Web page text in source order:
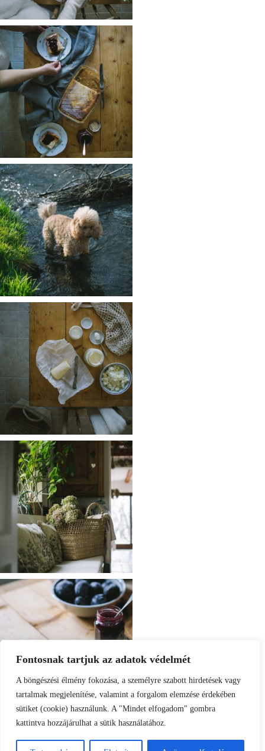
Fontosnak tartjuk az adatok védelmét
A böngészési élmény fokozása, a személyre szabott hirdetések vagy
tartalmak megjelenítése, valamint a forgalom elemzése érdekében
sütiket (cookie) használunk. A "Mindet elfogadom" gombra
kattintva hozzájárulhat a sütik használatához.